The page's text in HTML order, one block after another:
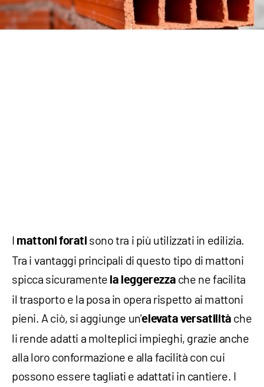
I mattoni forati sono tra i più utilizzati in edilizia.
Tra i vantaggi principali di questo tipo di mattoni
spicca sicuramente la leggerezza che ne facilita
il trasporto e la posa in opera rispetto ai mattoni
pieni. A ciò, si aggiunge un'elevata versatilità che
li rende adatti a molteplici impieghi, grazie anche
alla loro conformazione e alla facilità con cui
possono essere tagliati e adattati in cantiere. I